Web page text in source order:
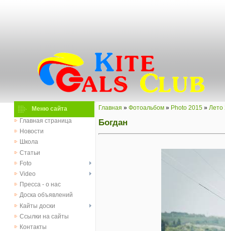
Меню сайта
Главная страница
Новости
Школа
Статьи
Foto
Video
Пресса - о нас
Доска объявлений
Кайты доски
Ссылки на сайты
Контакты
Главная » Фотоальбом » Photo 2015 » Лето
Богдан